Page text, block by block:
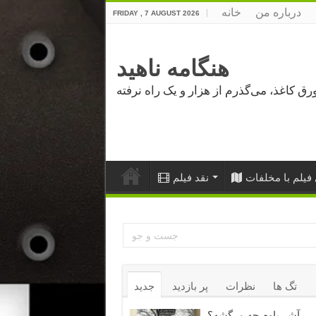
FRIDAY , 7 AUGUST 2026 خانه درباره من
هنگامه ناهید
نقد فیلم با مخلفات
جدید پر بازدید نظرات تگ ها